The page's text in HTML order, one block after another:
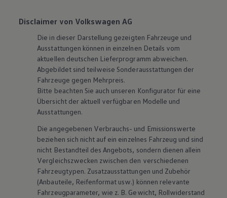
Disclaimer von Volkswagen AG
Die in dieser Darstellung gezeigten Fahrzeuge und
Ausstattungen können in einzelnen Details vom
aktuellen deutschen Lieferprogramm abweichen.
Abgebildet sind teilweise Sonderausstattungen der
Fahrzeuge gegen Mehrpreis.
Bitte beachten Sie auch unseren Konfigurator für eine
Übersicht der aktuell verfügbaren Modelle und
Ausstattungen.
Die angegebenen Verbrauchs- und Emissionswerte
beziehen sich nicht auf ein einzelnes Fahrzeug und sind
nicht Bestandteil des Angebots, sondern dienen allein
Vergleichszwecken zwischen den verschiedenen
Fahrzeugtypen. Zusatzausstattungen und Zubehör
(Anbauteile, Reifenformat usw.) können relevante
Fahrzeugparameter, wie z. B. Gewicht, Rollwiderstand